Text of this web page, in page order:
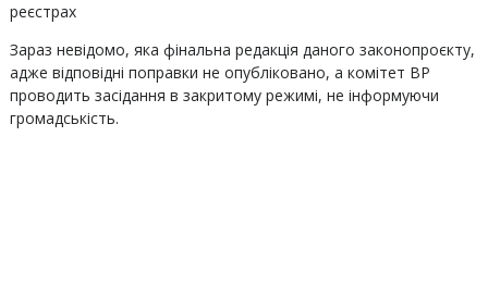
реєстрах
Зараз невідомо, яка фінальна редакція даного законопроєкту,
адже відповідні поправки не опубліковано, а комітет ВР
проводить засідання в закритому режимі, не інформуючи
громадськість.